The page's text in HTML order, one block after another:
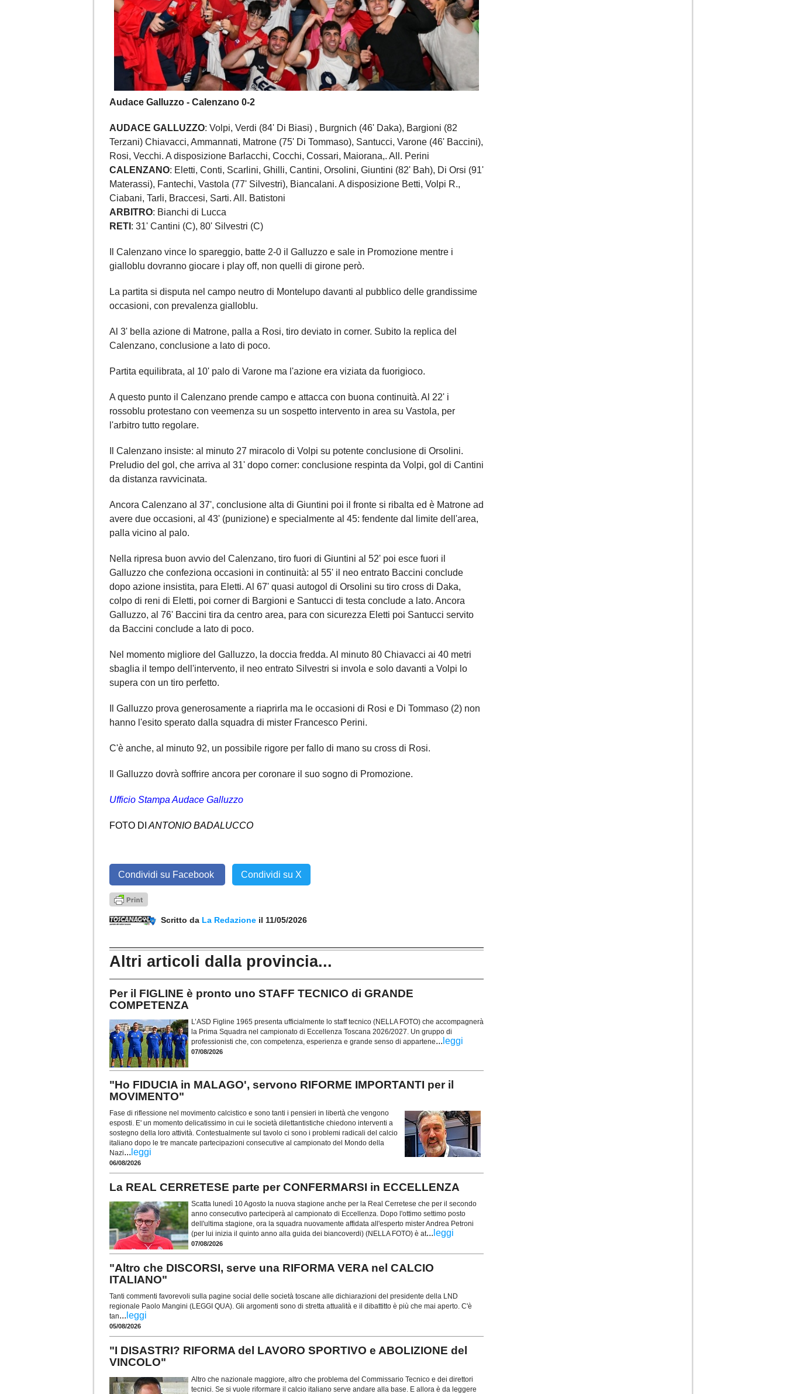
Audace Galluzzo - Calenzano 0-2
AUDACE GALLUZZO: Volpi, Verdi (84' Di Biasi) , Burgnich (46' Daka), Bargioni (82
Terzani) Chiavacci, Ammannati, Matrone (75' Di Tommaso), Santucci, Varone (46' Baccini),
Rosi, Vecchi. A disposizione Barlacchi, Cocchi, Cossari, Maiorana,. All. Perini
CALENZANO: Eletti, Conti, Scarlini, Ghilli, Cantini, Orsolini, Giuntini (82' Bah), Di Orsi (91'
Materassi), Fantechi, Vastola (77' Silvestri), Biancalani. A disposizione Betti, Volpi R.,
Ciabani, Tarli, Braccesi, Sarti. All. Batistoni
ARBITRO: Bianchi di Lucca
RETI : 31' Cantini (C), 80' Silvestri (C)
Il Calenzano vince lo spareggio, batte 2-0 il Galluzzo e sale in Promozione mentre i
gialloblu dovranno giocare i play off, non quelli di girone però.
La partita si disputa nel campo neutro di Montelupo davanti al pubblico delle grandissime
occasioni, con prevalenza gialloblu.
Al 3' bella azione di Matrone, palla a Rosi, tiro deviato in corner. Subito la replica del
Calenzano, conclusione a lato di poco.
Partita equilibrata, al 10' palo di Varone ma l'azione era viziata da fuorigioco.
A questo punto il Calenzano prende campo e attacca con buona continuità. Al 22' i
rossoblu protestano con veemenza su un sospetto intervento in area su Vastola, per
l'arbitro tutto regolare.
Il Calenzano insiste: al minuto 27 miracolo di Volpi su potente conclusione di Orsolini.
Preludio del gol, che arriva al 31' dopo corner: conclusione respinta da Volpi, gol di Cantini
da distanza ravvicinata.
Ancora Calenzano al 37', conclusione alta di Giuntini poi il fronte si ribalta ed è Matrone ad
avere due occasioni, al 43' (punizione) e specialmente al 45: fendente dal limite dell'area,
palla vicino al palo.
Nella ripresa buon avvio del Calenzano, tiro fuori di Giuntini al 52' poi esce fuori il
Galluzzo che confeziona occasioni in continuità: al 55' il neo entrato Baccini conclude
dopo azione insistita, para Eletti. Al 67' quasi autogol di Orsolini su tiro cross di Daka,
colpo di reni di Eletti, poi corner di Bargioni e Santucci di testa conclude a lato. Ancora
Galluzzo, al 76' Baccini tira da centro area, para con sicurezza Eletti poi Santucci servito
da Baccini conclude a lato di poco.
Nel momento migliore del Galluzzo, la doccia fredda. Al minuto 80 Chiavacci ai 40 metri
sbaglia il tempo dell'intervento, il neo entrato Silvestri si invola e solo davanti a Volpi lo
supera con un tiro perfetto.
Il Galluzzo prova generosamente a riaprirla ma le occasioni di Rosi e Di Tommaso (2) non
hanno l'esito sperato dalla squadra di mister Francesco Perini.
C'è anche, al minuto 92, un possibile rigore per fallo di mano su cross di Rosi.
Il Galluzzo dovrà soffrire ancora per coronare il suo sogno di Promozione.
Ufficio Stampa Audace Galluzzo
FOTO DI ANTONIO BADALUCCO
Condividi su Facebook Condividi su X
Scritto da La Redazione il 11/05/2026
Altri articoli dalla provincia...
Per il FIGLINE è pronto uno STAFF TECNICO di GRANDE
COMPETENZA
L’ASD Figline 1965 presenta ufficialmente lo staff tecnico (NELLA FOTO) che accompagnerà
la Prima Squadra nel campionato di Eccellenza Toscana 2026/2027. Un gruppo di
professionisti che, con competenza, esperienza e grande senso di appartene... leggi
07/08/2026
"Ho FIDUCIA in MALAGO', servono RIFORME IMPORTANTI per il
MOVIMENTO"
Fase di riflessione nel movimento calcistico e sono tanti i pensieri in libertà che vengono
esposti. E' un momento delicatissimo in cui le società dilettantistiche chiedono interventi a
sostegno della loro attività. Contestualmente sul tavolo ci sono i problemi radicali del calcio
italiano dopo le tre mancate partecipazioni consecutive al campionato del Mondo della
Nazi... leggi
06/08/2026
La REAL CERRETESE parte per CONFERMARSI in ECCELLENZA
Scatta lunedì 10 Agosto la nuova stagione anche per la Real Cerretese che per il secondo
anno consecutivo parteciperà al campionato di Eccellenza. Dopo l'ottimo settimo posto
dell'ultima stagione, ora la squadra nuovamente affidata all'esperto mister Andrea Petroni
(per lui inizia il quinto anno alla guida dei biancoverdi) (NELLA FOTO) è at... leggi
07/08/2026
"Altro che DISCORSI, serve una RIFORMA VERA nel CALCIO
ITALIANO"
Tanti commenti favorevoli sulla pagine social delle società toscane alle dichiarazioni del presidente della LND
regionale Paolo Mangini (LEGGI QUA). Gli argomenti sono di stretta attualità e il dibattitto è più che mai aperto. C'è
tan... leggi
05/08/2026
"I DISASTRI? RIFORMA del LAVORO SPORTIVO e ABOLIZIONE del
VINCOLO"
Altro che nazionale maggiore, altro che problema del Commissario Tecnico e dei direttori
tecnici. Se si vuole riformare il calcio italiano serve andare alla base. E allora è da leggere